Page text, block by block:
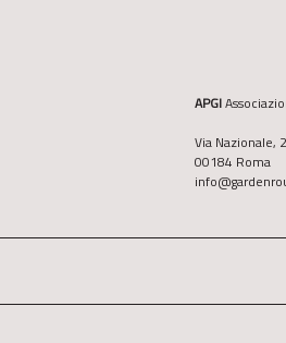
APGI
Via Nazionale,
00184 Roma